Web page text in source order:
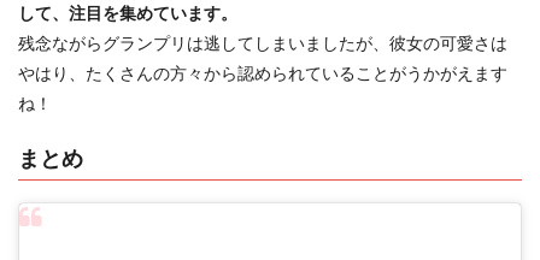
して、注目を集めています。
残念ながらグランプリは逃してしまいましたが、彼女の可愛さは
やはり、たくさんの方々から認められていることがうかがえます
ね！
まとめ